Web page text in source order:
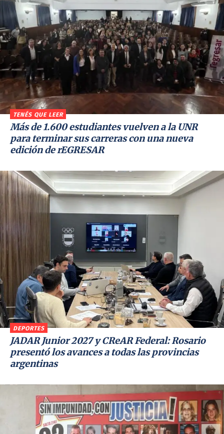
TENÉS QUE LEER
Más de 1.600 estudiantes vuelven a la UNR
para terminar sus carreras con una nueva
edición de rEGRESAR
DEPORTES
JADAR Junior 2027 y CReAR Federal: Rosario
presentó los avances a todas las provincias
argentinas